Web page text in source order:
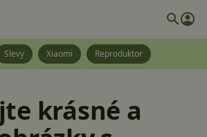
Slevy Xiaomi Reproduktor
krásné a